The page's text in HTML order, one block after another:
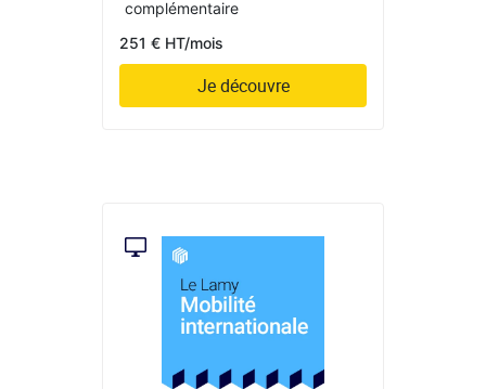
complémentaire
251 € HT/mois
Je découvre